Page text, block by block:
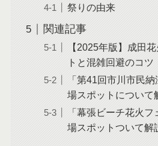
祭りの由来
関連記事
【2025年版】成田
トと混雑回避のコツ
「第41回市川市民
場スポットについて
「幕張ビーチ花火
場スポットついて解